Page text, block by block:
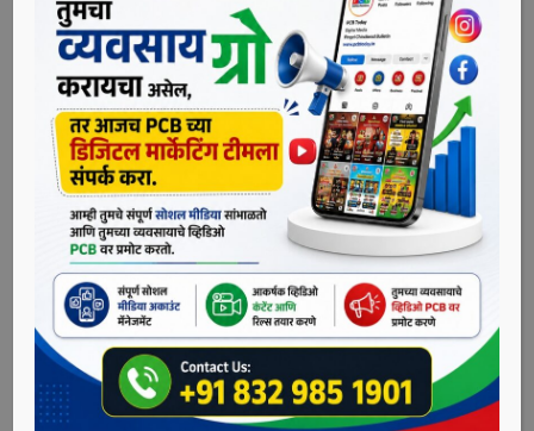
Last updated: June 26, 2022 12:58 pm
bpcauthor
मुंबई, दि. २६ (पीसीबी) – एकनाथ शिंदे यांच्यासह बंडखोर शिवसेना
आमदारांच्या सुरक्षेच्या प्रश्नावर बरीच खलबतं झाल्यानंतर आता या
आमदारांना थेट केंद्राकडून सुरक्षा पुरवण्यात आली आहे. शिंदे गटातील
पंधरा आमदारांच्या घरी केंद्र सरकारकडून सुरक्षा पुरविण्यात येणार आहे.
आमदार सदा सरवणकर यांच्या घराबाहेर सीआरपीएफचे जवान तैनात
करण्यात आले आहेत. तसेच त्यांच्या पूर्ण घराला बॅरिकेट्स लावण्यात आलं
आहे.
काल शिंदे गटातील 15 आमदारांनी सुरक्षेच्या कारणास्तव केंद्रीय गृह
सचिव आणि राज्यपाल यांना पत्र लिहिलं होतं त्यानंतर हा निर्णय घेण्यात